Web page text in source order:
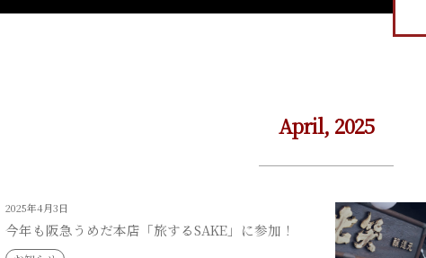
April, 2025
2025年4月3日
今年も阪急うめだ本店「旅するSAKE」に参加！